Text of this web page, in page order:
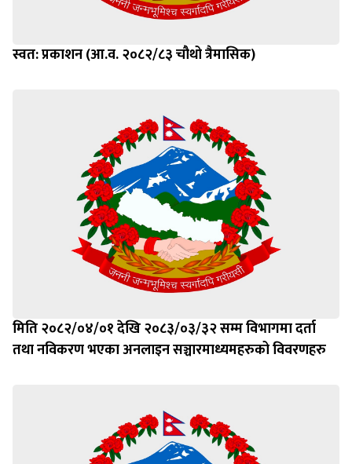
स्वत: प्रकाशन (आ.व. २०८२/८३ चौथो त्रैमासिक)
मिति २०८२/०४/०१ देखि २०८३/०३/३२ सम्म विभागमा दर्ता
तथा नविकरण भएका अनलाइन सञ्चारमाध्यमहरुको विवरणहरु